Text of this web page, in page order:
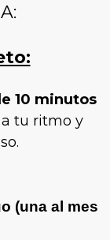
10 minutos
tu ritmo y
(una al mes